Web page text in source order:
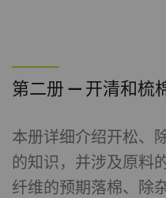
第二册 — 开清和梳
本册详细介绍开松、
的知识，并涉及原料
纤维的预期落棉、除